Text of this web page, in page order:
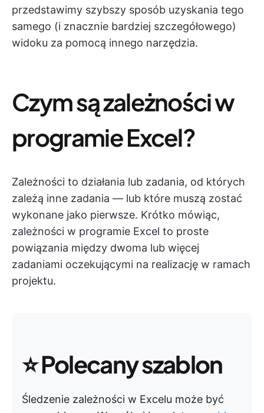
przedstawimy szybszy sposób uzyskania tego
samego (i znacznie bardziej szczegółowego)
widoku za pomocą innego narzędzia.
Czym są zależności w
programie Excel?
Zależności to działania lub zadania, od których
zależą inne zadania — lub które muszą zostać
wykonane jako pierwsze. Krótko mówiąc,
zależności w programie Excel to proste
powiązania między dwoma lub więcej
zadaniami oczekującymi na realizację w ramach
projektu.
⭐Polecany szablon
Śledzenie zależności w Excelu może być